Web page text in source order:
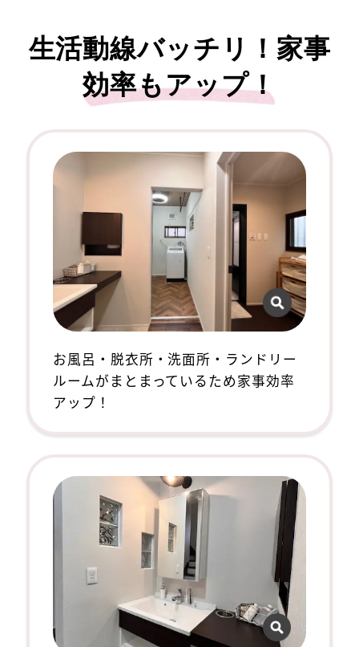
生活動線バッチリ！家事
効率もアップ！
お風呂・脱衣所・洗面所・ランドリー
ルームがまとまっているため家事効率
アップ！